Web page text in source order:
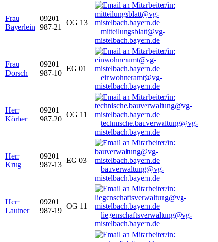
Frau
Bayerlein
09201
987-21
OG 13
mitteilungsblatt@vg-
mistelbach.bayern.de
Frau
Dorsch
09201
987-10
EG 01
einwohneramt@vg-
mistelbach.bayern.de
Herr
Körber
09201
987-20
OG 11
technische.bauverwaltung@vg-
mistelbach.bayern.de
Herr
Krug
09201
987-13
EG 03
bauverwaltung@vg-
mistelbach.bayern.de
Herr
Lautner
09201
987-19
OG 11
liegenschaftsverwaltung@vg-
mistelbach.bayern.de